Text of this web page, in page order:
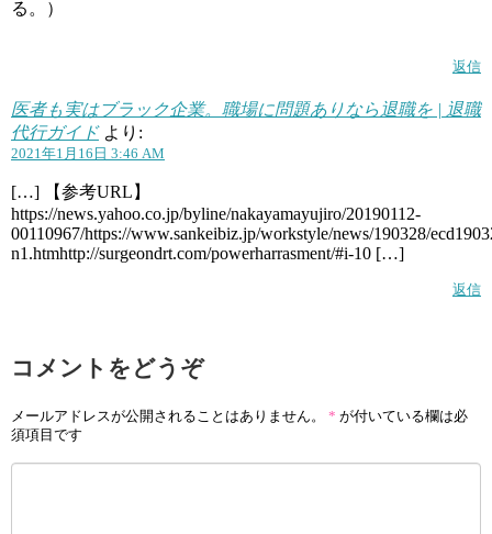
る。）
返信
医者も実はブラック企業。職場に問題ありなら退職を | 退職
代行ガイド より:
2021年1月16日 3:46 AM
[…] 【参考URL】
https://news.yahoo.co.jp/byline/nakayamayujiro/20190112-
00110967/https://www.sankeibiz.jp/workstyle/news/190328/
n1.htmhttp://surgeondrt.com/powerharrasment/#i-10 […]
返信
コメントをどうぞ
メールアドレスが公開されることはありません。 * が付いている欄は必
須項目です